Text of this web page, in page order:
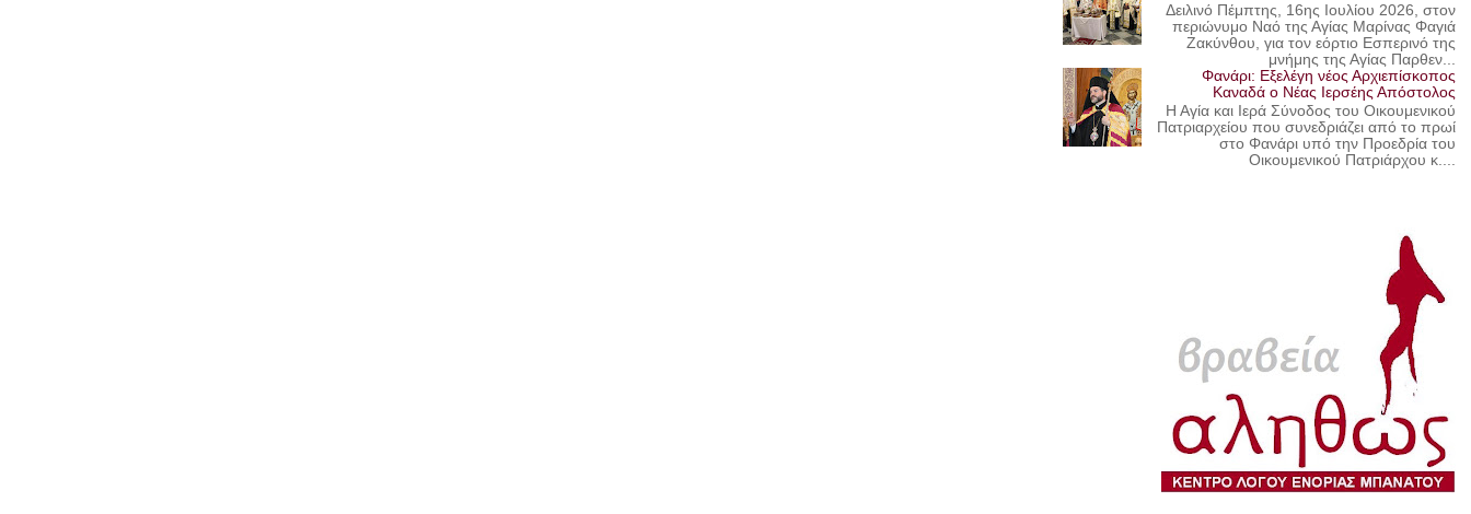
Δειλινό Πέμπτης, 16ης Ιουλίου 2026, στον
περιώνυμο Ναό της Αγίας Μαρίνας Φαγιά
Ζακύνθου, για τον εόρτιο Εσπερινό της
μνήμης της Αγίας Παρθεν...
Φανάρι: Εξελέγη νέος Αρχιεπίσκοπος
Καναδά ο Νέας Ιερσέης Απόστολος
Η Αγία και Ιερά Σύνοδος του Οικουμενικού
Πατριαρχείου που συνεδριάζει από το πρωί
στο Φανάρι υπό την Προεδρία του
Οικουμενικού Πατριάρχου κ....